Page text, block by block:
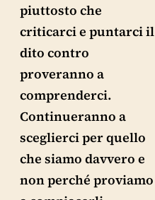
piuttosto che
criticarci e puntarci il
dito contro
proveranno a
comprenderci.
Continueranno a
sceglierci per quello
che siamo davvero e
non perché proviamo